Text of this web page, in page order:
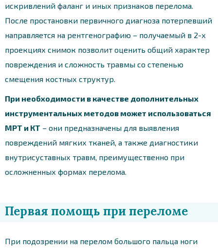
искривлений фаланг и иных признаков перелома.
После простановки первичного диагноза потерпевший
направляется на рентгенографию – получаемый в 2-х
проекциях снимок позволит оценить общий характер
повреждения и сложность травмы со степенью
смещения костных структур.
При необходимости в качестве дополнительных
инструментальных методов может использоваться
МРТ и КТ – они предназначены для выявления
повреждений мягких тканей, а также диагностики
внутрисуставных травм, преимущественно при
осложненных формах перелома.
Первая помощь при переломе
При подозрении на перелом большого пальца ноги